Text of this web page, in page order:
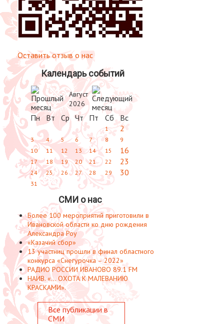
Оставить отзыв о нас
Календарь событий
Август
2026
Пн Вт Ср Чт Пт Сб Вс
1 2
3 4 5 6 7 8
9
10
11 12 13 14 15 16
17 18 19 20 21 22 23
24 25 26 27 28 29 30
31
СМИ о нас
Более 100 мероприятий приготовили в
Ивановской области ко дню рождения
Александра Роу
«Казачий сбор»
13 участниц прошли в финал областного
конкурса «Снегурочка – 2022»
РАДИО РОССИИ ИВАНОВО 89.1 FM
НАИВ. «... ОХОТА К МАЛЕВАНИЮ
КРАСКАМИ».
Все публикации в
СМИ